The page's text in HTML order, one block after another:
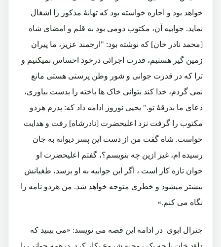
خواهد بود و اجازه خواسته بود که تهانۀ مذکور را اشغال
نماید. جوابیه آن، مکتوب دومی بود به قلم و امضای شاه
[محمد نادر خان] که نوشته بود: "ارجمند عزیز، ما پیران
زمین گیر هستیم، قدرت اجرائی درخود احساس نمیکنیم و
ترا که در قدرت جوانی و شور وطن پرستی هستی مانع
نمی گردم، خدا کند بتوانی خاک ها باخته را بدست بیاوری،
دعای ما بدرقۀ تو." یحیی نوروز ادامه داد که: پدرم هردو
مکتوب را گرفت نزد اعلیحضرت [نادرشاه] رفت و هدایت
خواست. شاه گفت من از دست این پسر دیوانه به جان
رسیده ام، غیر ازین چه بنویسم؟، گفتم اعلیحضرت او
جوان تازه کار است ، اگر این جوابیه به او برسد، طغیانش
بیشتر میشود و خطری متوجه خواهد شد. من هردو نامه را
نگاه می کنم.»
جنرال ابوی در ادامه این قصه می نویسد: «می بینید که